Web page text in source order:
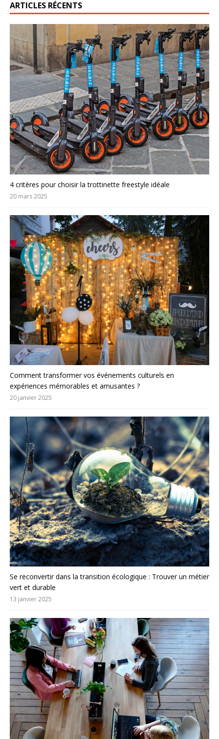
ARTICLES RÉCENTS
4 critères pour choisir la trottinette freestyle idéale
20 mars 2025
Comment transformer vos événements culturels en
expériences mémorables et amusantes ?
20 janvier 2025
Se reconvertir dans la transition écologique : Trouver un métier
vert et durable
13 janvier 2025